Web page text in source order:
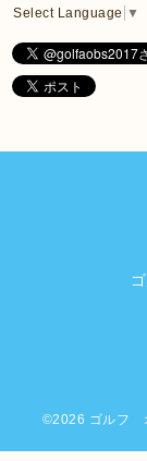
Select Language ▼
©2026 ゴルフ